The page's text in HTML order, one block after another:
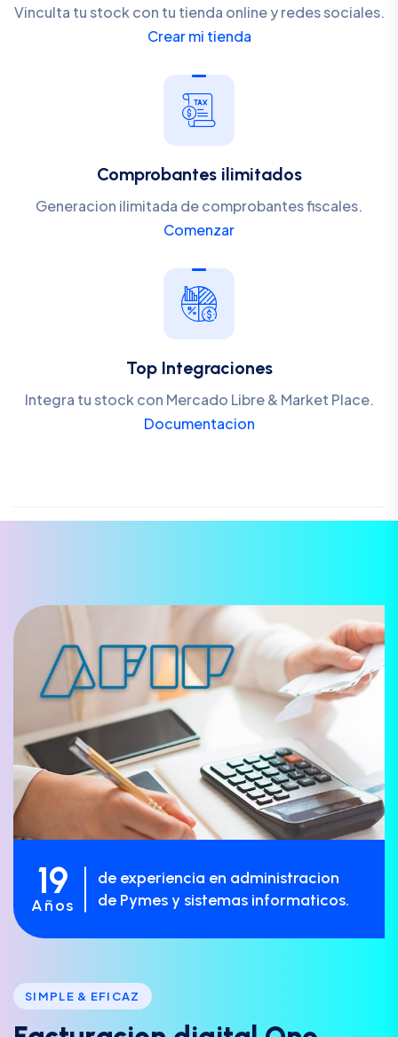
Vinculta tu stock con tu tienda online y redes sociales.
Crear mi tienda
Comprobantes ilimitados
Generacion ilimitada de comprobantes fiscales.
Comenzar
Top Integraciones
Integra tu stock con Mercado Libre & Market Place.
Documentacion
19
Años
de experiencia en administracion
de Pymes y sistemas informaticos.
SIMPLE & EFICAZ